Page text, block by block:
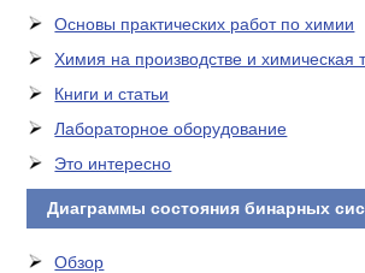
Основы практических работ по химии
Химия на производстве и химическая
Книги и статьи
Лабораторное оборудование
Это интересно
Диаграммы состояния бинарных
Обзор